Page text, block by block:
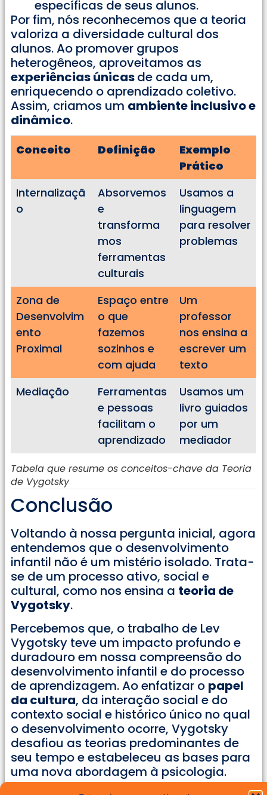
específicas de seus alunos.
Por fim, nós reconhecemos que a teoria
valoriza a diversidade cultural dos
alunos. Ao promover grupos
heterogêneos, aproveitamos as
experiências únicasde cada um,
enriquecendo o aprendizado coletivo.
Assim, criamos um ambiente inclusivo e
dinâmico.
Conceito Definição
Exemplo
Prático
Internalizaçã
o
Absorvemos
e
transforma
mos
ferramentas
culturais
Usamos a
linguagem
para resolver
problemas
Zona de
Desenvolvim
ento
Proximal
Espaço entre
o que
fazemos
sozinhos e
com ajuda
Um
professor
nos ensina a
escrever um
texto
Mediação
Ferramentas
e pessoas
facilitam o
aprendizado
Usamos um
livro guiados
por um
mediador
Tabela que resume os conceitos-chave da Teoria
de Vygotsky
Conclusão
Voltando à nossa pergunta inicial, agora
entendemos que o desenvolvimento
infantil não é um mistério isolado. Trata-
se de um processo ativo, social e
cultural, como nos ensina a teoria de
Vygotsky.
Percebemos que, o trabalho de Lev
Vygotsky teve um impacto profundo e
duradouro em nossa compreensão do
desenvolvimento infantil e do processo
de aprendizagem. Ao enfatizar o papel
da cultura, da interação social e do
contexto social e histórico único no qual
o desenvolvimento ocorre, Vygotsky
desafiou as teorias predominantes de
seu tempo e estabeleceu as bases para
uma nova abordagem à psicologia.